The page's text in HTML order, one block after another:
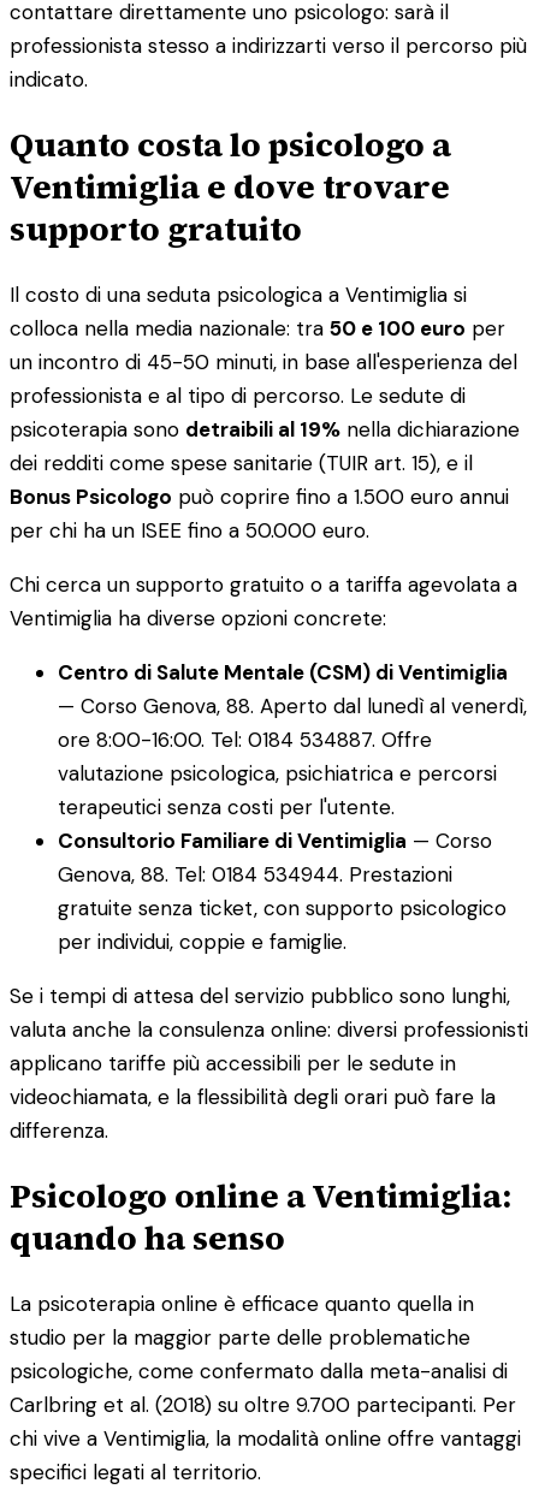
contattare direttamente uno psicologo: sarà il
professionista stesso a indirizzarti verso il percorso più
indicato.
Quanto costa lo psicologo a
Ventimiglia e dove trovare
supporto gratuito
Il costo di una seduta psicologica a Ventimiglia si
colloca nella media nazionale: tra 50 e 100 euro per
un incontro di 45-50 minuti, in base all'esperienza del
professionista e al tipo di percorso. Le sedute di
psicoterapia sono detraibili al 19% nella dichiarazione
dei redditi come spese sanitarie (TUIR art. 15), e il
Bonus Psicologo può coprire fino a 1.500 euro annui
per chi ha un ISEE fino a 50.000 euro.
Chi cerca un supporto gratuito o a tariffa agevolata a
Ventimiglia ha diverse opzioni concrete:
Centro di Salute Mentale (CSM) di Ventimiglia
— Corso Genova, 88. Aperto dal lunedì al venerdì,
ore 8:00-16:00. Tel: 0184 534887. Offre
valutazione psicologica, psichiatrica e percorsi
terapeutici senza costi per l'utente.
Consultorio Familiare di Ventimiglia — Corso
Genova, 88. Tel: 0184 534944. Prestazioni
gratuite senza ticket, con supporto psicologico
per individui, coppie e famiglie.
Se i tempi di attesa del servizio pubblico sono lunghi,
valuta anche la consulenza online: diversi professionisti
applicano tariffe più accessibili per le sedute in
videochiamata, e la flessibilità degli orari può fare la
differenza.
Psicologo online a Ventimiglia:
quando ha senso
La psicoterapia online è efficace quanto quella in
studio per la maggior parte delle problematiche
psicologiche, come confermato dalla meta-analisi di
Carlbring et al. (2018) su oltre 9.700 partecipanti. Per
chi vive a Ventimiglia, la modalità online offre vantaggi
specifici legati al territorio.